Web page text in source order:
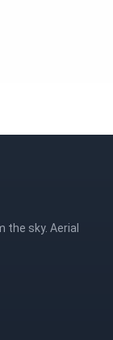
sky. Aerial